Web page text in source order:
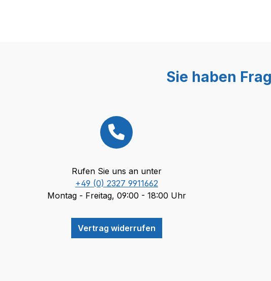
Sie haben
Rufen Sie uns an unter
+49 (0) 2327 9911662
Montag - Freitag, 09:00 - 18:00 Uhr
Vertrag widerrufen